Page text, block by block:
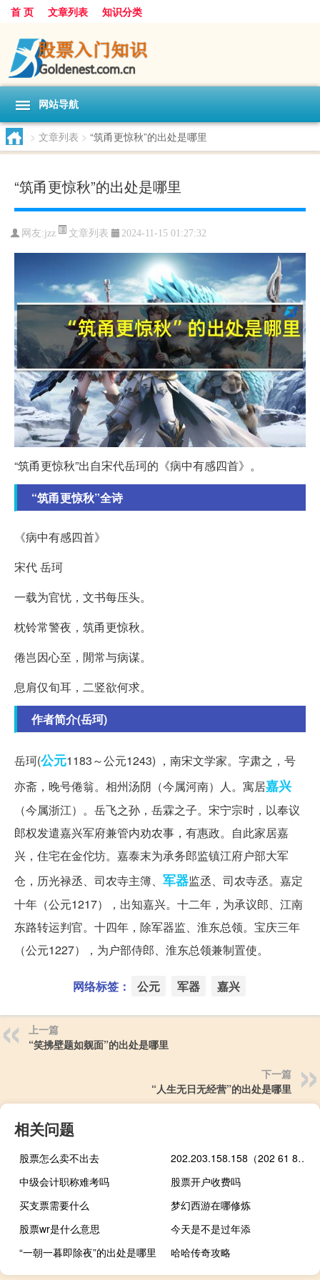
首 页 文章列表 知识分类
网站导航
> 文章列表 > “筑甬更惊秋”的出处是哪里
“筑甬更惊秋”的出处是哪里
网友:jzz 文章列表 2024-11-15 01:27:32
“筑甬更惊秋”出自宋代岳珂的《病中有感四首》。
“筑甬更惊秋”全诗
《病中有感四首》
宋代 岳珂
一载为官忧，文书每压头。
枕铃常警夜，筑甬更惊秋。
倦岂因心至，閒常与病谋。
息肩仅旬耳，二竖欲何求。
作者简介(岳珂)
岳珂(公元1183～公元1243) ，南宋文学家。字肃之，号
亦斋，晚号倦翁。相州汤阴（今属河南）人。寓居嘉兴
（今属浙江）。岳飞之孙，岳霖之子。宋宁宗时，以奉议
郎权发遣嘉兴军府兼管内劝农事，有惠政。自此家居嘉
兴，住宅在金佗坊。嘉泰末为承务郎监镇江府户部大军
仓，历光禄丞、司农寺主簿、 军器监丞、司农寺丞。嘉定
十年（公元1217），出知嘉兴。十二年，为承议郎、江南
东路转运判官。十四年，除军器监、淮东总领。宝庆三年
（公元1227），为户部侍郎、淮东总领兼制置使。
网络标签： 公元 军器 嘉兴
上一篇
“笑拂壁题如觌面”的出处是哪里
下一篇
“人生无日无经营”的出处是哪里
相关问题
股票怎么卖不出去
202.203.158.158（202 61 88 12）
中级会计职称难考吗
股票开户收费吗
买支票需要什么
梦幻西游在哪修炼
股票wr是什么意思
今天是不是过年添
“一朝一暮即除夜”的出处是哪里
哈哈传奇攻略